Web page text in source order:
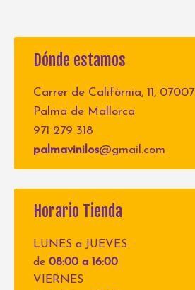
Dónde estamos
Carrer de Califòrnia, 11, 07007
Palma de Mallorca
971 279 318
palmavinilos@gmail.com
Horario Tienda
LUNES a JUEVES
de 08:00 a 16:00
VIERNES